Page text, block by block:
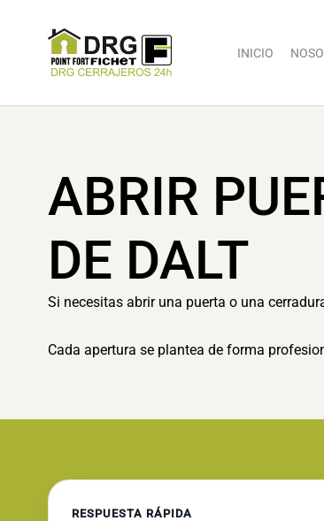
INICIO
ABRIR
DE DALT
Si necesitas abrir una puerta o una
Cada apertura se plantea de forma
RESPUESTA RÁPIDA